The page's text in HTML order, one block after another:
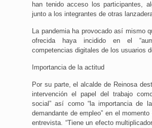
han tenido acceso los participantes,
junto a los integrantes de otras
La pandemia ha provocado así mismo
ofrecida haya incidido en el
competencias digitales de los usuarios
Importancia de la actitud
Por su parte, el alcalde de Reinosa
intervención el papel del trabajo
social” así como “la importancia de
demandante de empleo” en el
entrevista. “Tiene un efecto